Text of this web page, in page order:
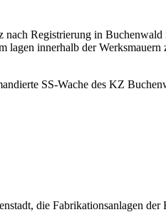
Registrierung in
innerhalb der
SS-Wache des KZ
die Fabrikationsanlagen